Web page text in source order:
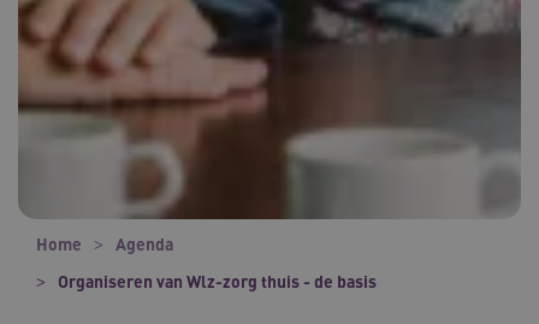
Home
Agenda
Organiseren van Wlz-zorg thuis - de basis